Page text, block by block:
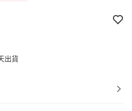
出貨